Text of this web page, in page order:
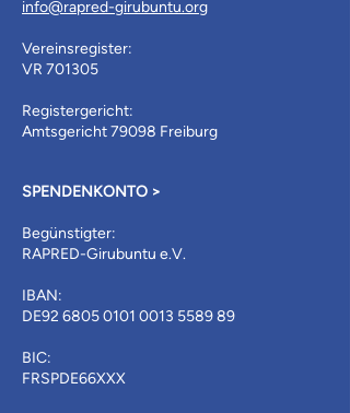
info@rapred-girubuntu.org
Vereinsregister:
VR 701305
Registergericht:
Amtsgericht 79098 Freiburg
SPENDENKONTO >
Begünstigter:
RAPRED-Girubuntu e.V.
IBAN:
DE92 6805 0101 0013 558989​​
BIC:
FRSPDE66XXX​